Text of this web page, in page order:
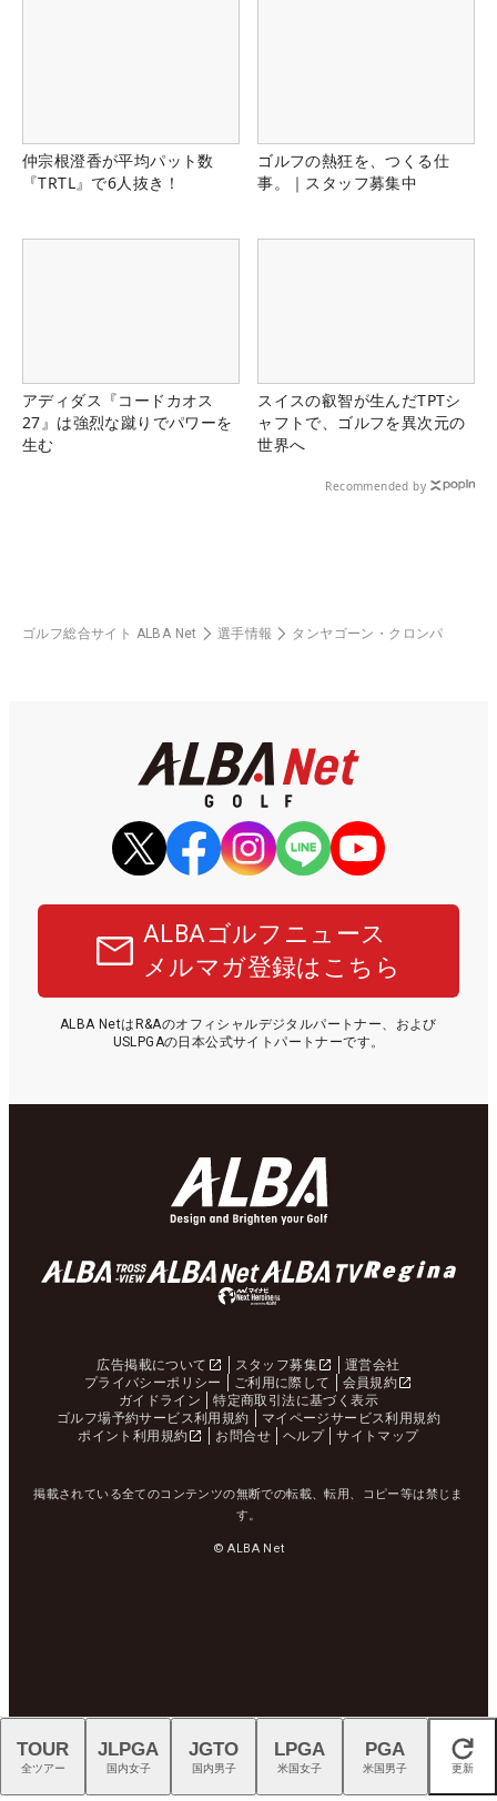
仲宗根澄香が平均パット数
『TRTL』で6人抜き！
ゴルフの熱狂を、つくる仕
事。｜スタッフ募集中
アディダス『コードカオス
27』は強烈な蹴りでパワーを
生む
スイスの叡智が生んだTPTシ
ャフトで、ゴルフを異次元の
世界へ
Recommended by
ゴルフ総合サイト ALBA Net 選手情報 タンヤゴーン・クロンパ
ALBAゴルフニュース
メルマガ登録はこちら
ALBA NetはR&Aのオフィシャルデジタルパートナー、および
USLPGAの日本公式サイトパートナーです。
広告掲載について スタッフ募集
運営会社
プライバシーポリシー
ご利用に際して
会員規約
ガイドライン
特定商取引法に基づく表示
ゴルフ場予約サービス利用規約
マイページサービス利用規約
ポイント利用規約
お問合せ ヘルプ サイトマップ
掲載されている全てのコンテンツの無断での転載、転用、コピー等は禁じま
す。
© ALBA Net
閉じる
TOUR
全ツアー
JLPGA
国内女子
JGTO
国内男子
LPGA
米国女子
PGA
米国男子 更新